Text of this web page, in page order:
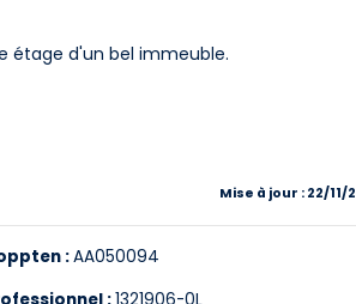
étage d'un bel immeuble.
Mise à jour : 22/11/
:AA050094